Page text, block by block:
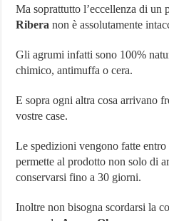
Ma soprattutto l’eccellenza di un
Ribera non è assolutamente
Gli agrumi infatti sono 100%
chimico, antimuffa o cera.
E sopra ogni altra cosa arrivano
vostre case.
Le spedizioni vengono fatte
permette al prodotto non solo di
conservarsi fino a 30 giorni.
Inoltre non bisogna scordarsi la